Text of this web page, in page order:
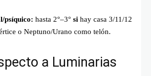
psíquico: hasta 2°–3° si hay casa 3/11/12
o Neptuno/Urano como telón.
a Luminarias